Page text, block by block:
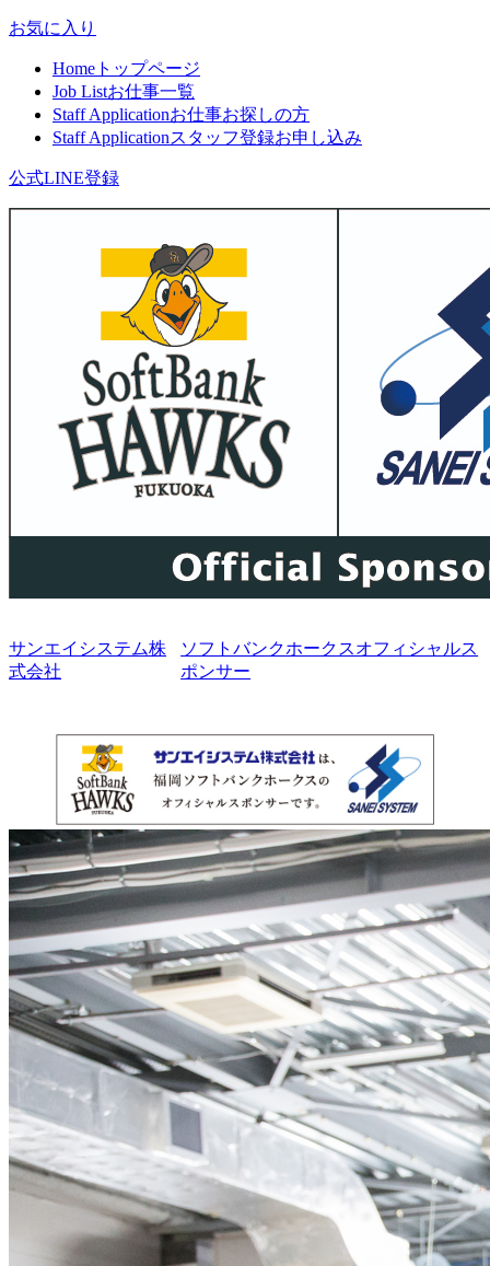
お気に入り
Home トップページ
Job Listお仕事一覧
Staff Applicationお仕事お探しの方
Staff Applicationスタッフ登録お申し込み
公式LINE登録
サンエイシステム株
式会社
ソフトバンクホークスオフィシャルス
ポンサー